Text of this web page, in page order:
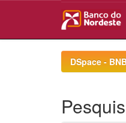
DSpace -